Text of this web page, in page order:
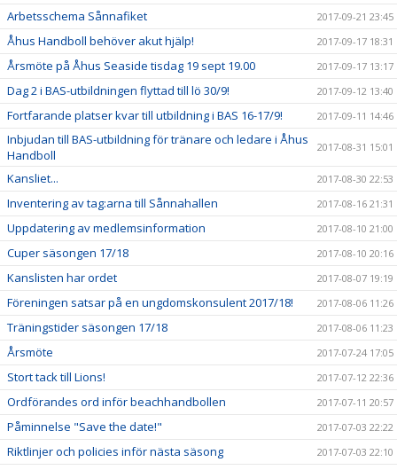
Arbetsschema Sånnafiket 2017-09-21 23:45
Åhus Handboll behöver akut hjälp! 2017-09-17 18:31
Årsmöte på Åhus Seaside tisdag 19 sept 19.00 2017-09-17 13:17
Dag 2 i BAS-utbildningen flyttad till lö 30/9! 2017-09-12 13:40
Fortfarande platser kvar till utbildning i BAS 16-17/9! 2017-09-11 14:46
Inbjudan till BAS-utbildning för tränare och ledare i Åhus
Handboll
2017-08-31 15:01
Kansliet... 2017-08-30 22:53
Inventering av tag:arna till Sånnahallen 2017-08-16 21:31
Uppdatering av medlemsinformation 2017-08-10 21:00
Cuper säsongen 17/18 2017-08-10 20:16
Kanslisten har ordet 2017-08-07 19:19
Föreningen satsar på en ungdomskonsulent 2017/18! 2017-08-06 11:26
Träningstider säsongen 17/18 2017-08-06 11:23
Årsmöte 2017-07-24 17:05
Stort tack till Lions! 2017-07-12 22:36
Ordförandes ord inför beachhandbollen 2017-07-11 20:57
Påminnelse "Save the date!" 2017-07-03 22:22
Riktlinjer och policies inför nästa säsong 2017-07-03 22:10